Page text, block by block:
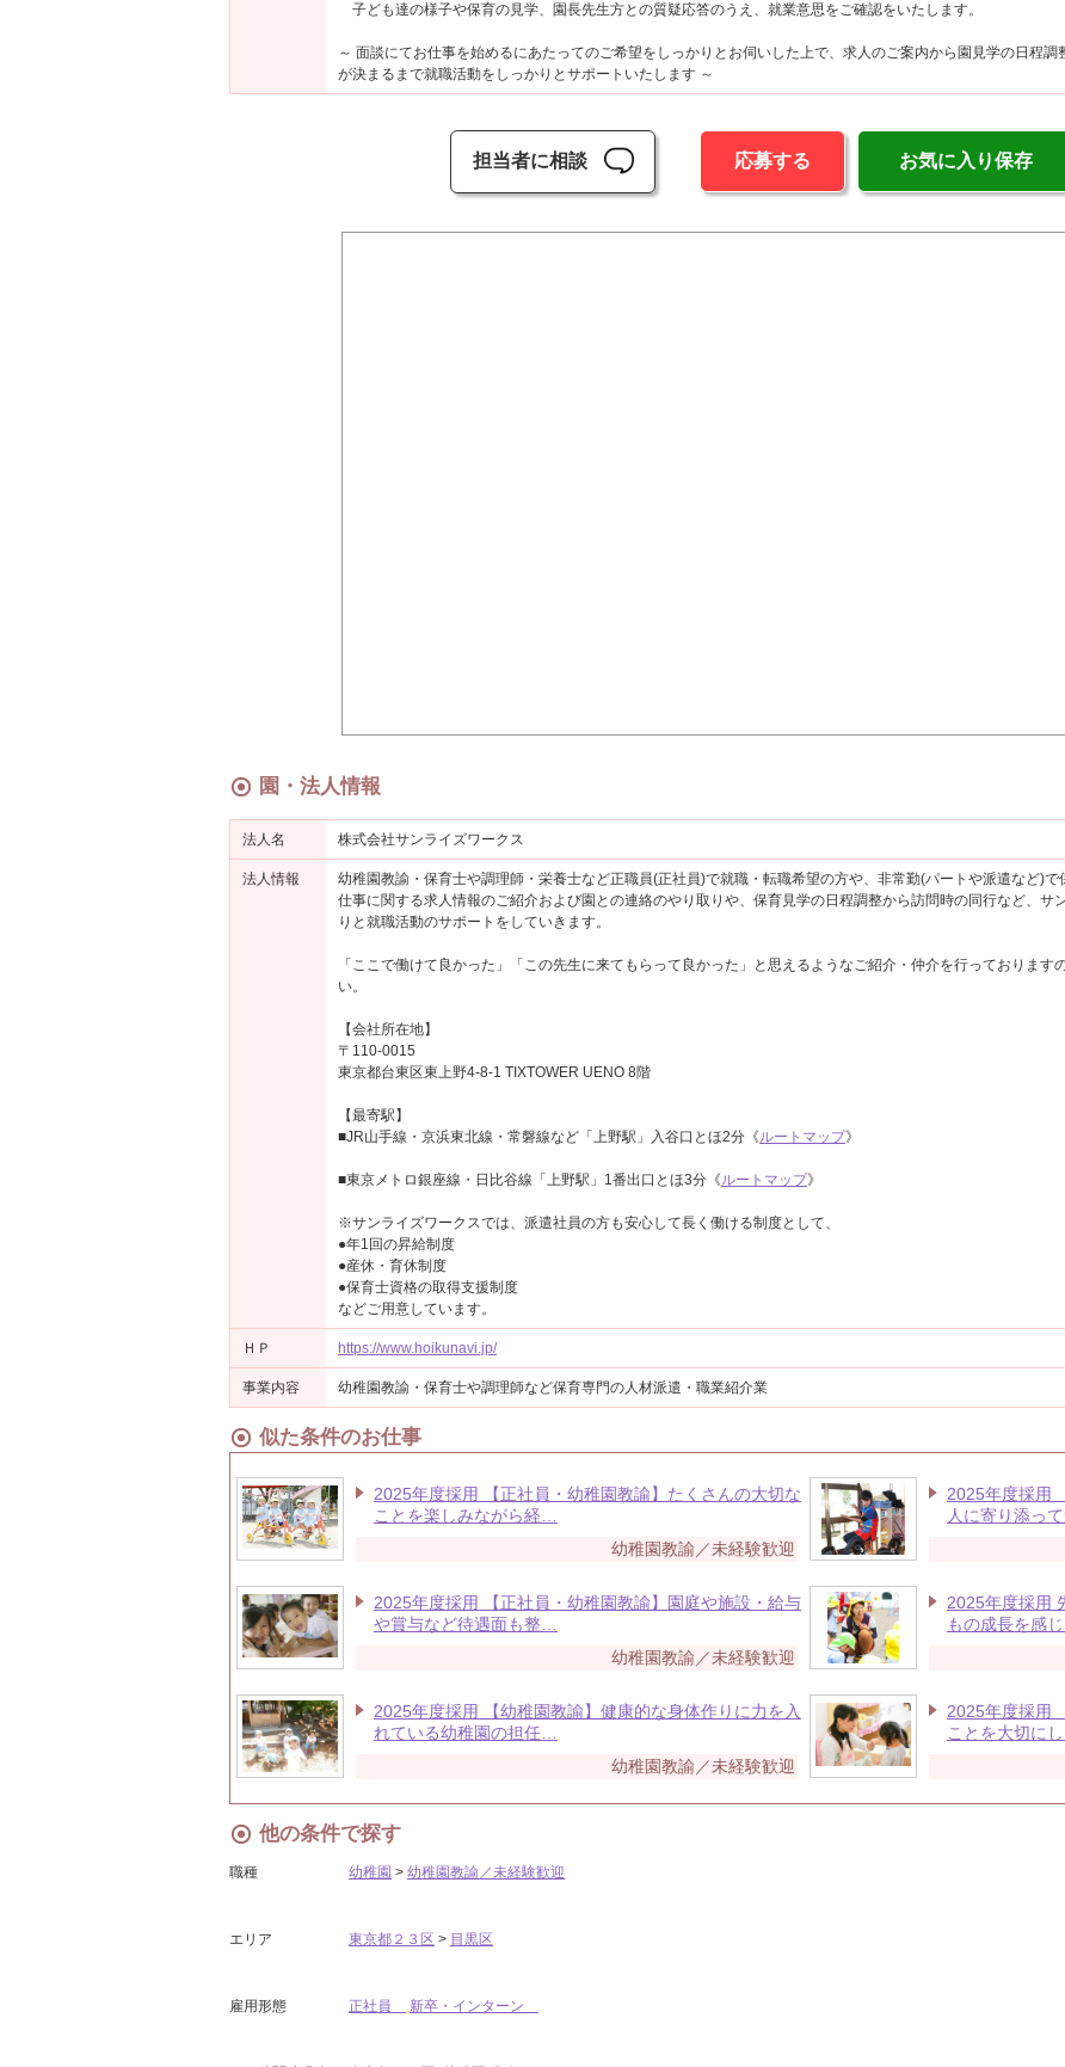
子ども達の様子や保育の見学、園長先生方との質疑応答のうえ、就業意思をご確認をいたします。
～ 面談にてお仕事を始めるにあたってのご希望をしっかりとお伺いした上で、求人のご案内から園見学の日程
が決まるまで就職活動をしっかりとサポートいたします ～
担当者に相談 応募する お気に入り保存
園・法人情報
法人名 株式会社サンライズワークス
法人情報
幼稚園教諭・保育士や調理師・栄養士など正職員(正社員)で就職・転職希望の方や、非常勤(パートや派遣など)
仕事に関する求人情報のご紹介および園との連絡のやり取りや、保育見学の日程調整から訪問時の同行など、サ
りと就職活動のサポートをしていきます。
「ここで働けて良かった」「この先生に来てもらって良かった」と思えるようなご紹介・仲介を行っております
い。
【会社所在地】
〒110-0015
東京都台東区東上野4-8-1 TIXTOWER UENO 8階
【最寄駅】
■JR山手線・京浜東北線・常磐線など「上野駅」入谷口とほ2分《ルートマップ》
■東京メトロ銀座線・日比谷線「上野駅」1番出口とほ3分《ルートマップ》
※サンライズワークスでは、派遣社員の方も安心して長く働ける制度として、
●年1回の昇給制度
●産休・育休制度
●保育士資格の取得支援制度
などご用意しています。
ＨＰ https://www.hoikunavi.jp/
事業内容 幼稚園教諭・保育士や調理師など保育専門の人材派遣・職業紹介業
似た条件のお仕事
2025年度採用 【正社員・幼稚園教諭】たくさんの大切な
ことを楽しみながら経…
幼稚園教諭／未経験歓迎
2025年度採用
人に寄り添っ
2025年度採用 【正社員・幼稚園教諭】園庭や施設・給与
や賞与など待遇面も整…
幼稚園教諭／未経験歓迎
2025年度採用
もの成長を感
2025年度採用 【幼稚園教諭】健康的な身体作りに力を入
れている幼稚園の担任…
幼稚園教諭／未経験歓迎
2025年度採用
ことを大切に
他の条件で探す
職種 幼稚園 > 幼稚園教諭／未経験歓迎
エリア 東京都２３区 > 目黒区
雇用形態 正社員 新卒・インターン